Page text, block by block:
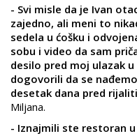
- Svi misle da je Ivan
zajedno, ali meni to
sedela u ćošku i
sobu i video da sam
desilo pred moj ulazak
dogovorili da se
desetak dana pred
Miljana.
- Iznajmili ste restoran u